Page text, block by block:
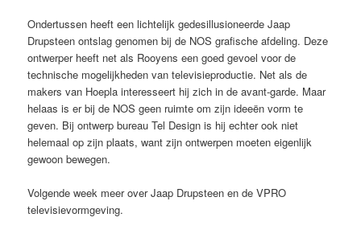
Ondertussen heeft een lichtelijk gedesillusioneerde Jaap
Drupsteen ontslag genomen bij de NOS grafische afdeling. Deze
ontwerper heeft net als Rooyens een goed gevoel voor de
technische mogelijkheden van televisieproductie. Net als de
makers van Hoepla interesseert hij zich in de avant-garde. Maar
helaas is er bij de NOS geen ruimte om zijn ideeën vorm te
geven. Bij ontwerp bureau Tel Design is hij echter ook niet
helemaal op zijn plaats, want zijn ontwerpen moeten eigenlijk
gewoon bewegen.
Volgende week meer over Jaap Drupsteen en de VPRO
televisievormgeving.